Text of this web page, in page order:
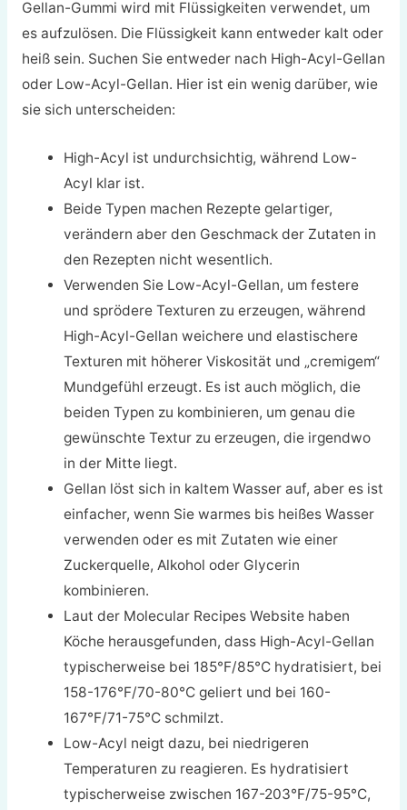
Gellan-Gummi wird mit Flüssigkeiten verwendet, um
es aufzulösen. Die Flüssigkeit kann entweder kalt oder
heiß sein. Suchen Sie entweder nach High-Acyl-Gellan
oder Low-Acyl-Gellan. Hier ist ein wenig darüber, wie
sie sich unterscheiden:
High-Acyl ist undurchsichtig, während Low-
Acyl klar ist.
Beide Typen machen Rezepte gelartiger,
verändern aber den Geschmack der Zutaten in
den Rezepten nicht wesentlich.
Verwenden Sie Low-Acyl-Gellan, um festere
und sprödere Texturen zu erzeugen, während
High-Acyl-Gellan weichere und elastischere
Texturen mit höherer Viskosität und „cremigem“
Mundgefühl erzeugt. Es ist auch möglich, die
beiden Typen zu kombinieren, um genau die
gewünschte Textur zu erzeugen, die irgendwo
in der Mitte liegt.
Gellan löst sich in kaltem Wasser auf, aber es ist
einfacher, wenn Sie warmes bis heißes Wasser
verwenden oder es mit Zutaten wie einer
Zuckerquelle, Alkohol oder Glycerin
kombinieren.
Laut der Molecular Recipes Website haben
Köche herausgefunden, dass High-Acyl-Gellan
typischerweise bei 185°F/85°C hydratisiert, bei
158-176°F/70-80°C geliert und bei 160-
167°F/71-75°C schmilzt.
Low-Acyl neigt dazu, bei niedrigeren
Temperaturen zu reagieren. Es hydratisiert
typischerweise zwischen 167-203°F/75-95°C,